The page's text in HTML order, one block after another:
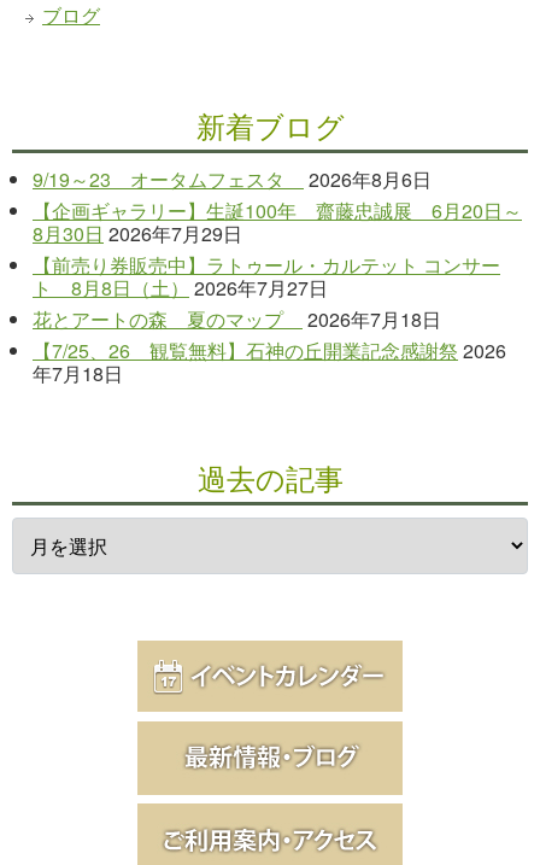
ブログ
新着ブログ
9/19～23 オータムフェスタ
2026年8月6日
【企画ギャラリー】生誕100年 齋藤忠誠展 6月20日～
8月30日 2026年7月29日
【前売り券販売中】ラトゥール・カルテット コンサー
ト 8月8日（土）
2026年7月27日
花とアートの森 夏のマップ
2026年7月18日
【7/25、26 観覧無料】石神の丘開業記念感謝祭 2026
年7月18日
過去の記事